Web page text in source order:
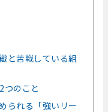
と苦戦している組
つのこと
られる「強いリー